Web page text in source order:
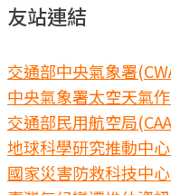
友站連結
交通部中央氣象署
中央氣象署太空天氣
交通部民用航空局
地球科學研究推動中
國家災害防救科技中